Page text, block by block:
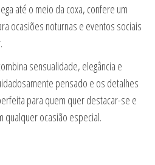
até o meio da coxa, confere um
ocasiões noturnas e eventos sociais
sensualidade, elegância e
pensado e os detalhes
para quem quer destacar-se e
qualquer ocasião especial.